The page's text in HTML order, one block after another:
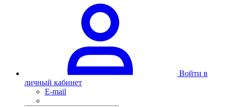
Войти в
личный кабинет
E-mail